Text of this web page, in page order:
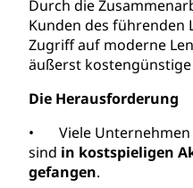
Durch die
Kunden des führenden
Zugriff auf moderne
äußerst kostengünstige
Die Herausforderung
• Viele Unternehmen
sind in kostspieligen
gefangen.